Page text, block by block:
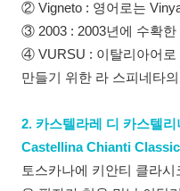
② Vigneto : 영어로는
③ 2003 : 2003년에 수확
④ VURSU : 이탈리아어로
만들기 위한 라 스피네타
2. 카스텔라레 디 카스텔
Castellina Chianti
토스카나에 키안티 클라